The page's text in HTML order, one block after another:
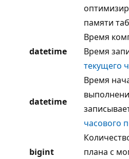
памяти
datetime
Время
Время
текущего
datetime
Время
часового
bigint
плана с